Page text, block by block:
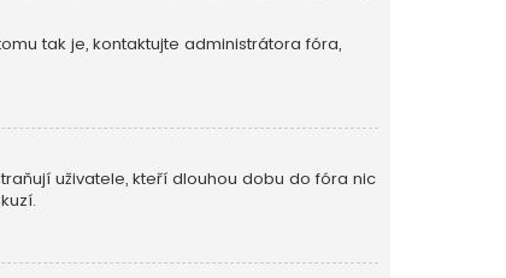
tak je, kontaktujte administrátora fóra,
uživatele, kteří dlouhou dobu do fóra nic